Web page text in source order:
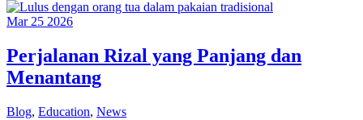
Kegiatan
CSR
didukung
oleh
donasi
Indonesia
Mar 25 2026
Perjalanan Rizal yang Panjang dan
Menantang
Blog, Education, News